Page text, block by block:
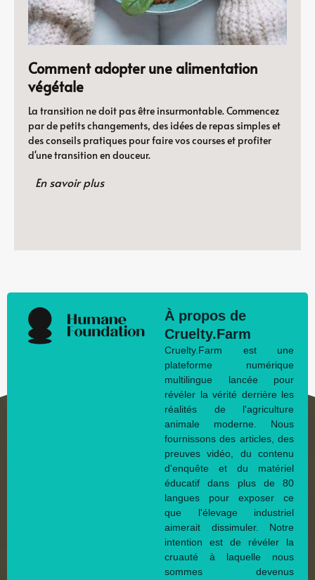
Comment adopter une alimentation
végétale
La transition ne doit pas être insurmontable. Commencez
par de petits changements, des idées de repas simples et
des conseils pratiques pour faire vos courses et profiter
d'une transition en douceur.
En savoir plus
À propos de
Cruelty.Farm
Cruelty.Farm est une
plateforme numérique
multilingue lancée pour
révéler la vérité derrière les
réalités de l'agriculture
animale moderne. Nous
fournissons des articles, des
preuves vidéo, du contenu
d'enquête et du matériel
éducatif dans plus de 80
langues pour exposer ce
que l'élevage industriel
aimerait dissimuler. Notre
intention est de révéler la
cruauté à laquelle nous
sommes devenus